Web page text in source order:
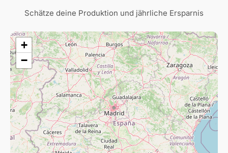
Schätze deine Produktion und jährliche Ersparnis
+
−